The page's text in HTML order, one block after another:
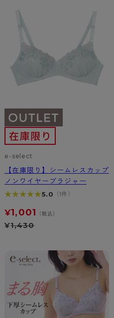
e-select
【在庫限り】シームレスカップ
ノンワイヤーブラジャー
★★★★★
★★★★★5.0 （1件）
¥1,001 （税込）
¥1,430